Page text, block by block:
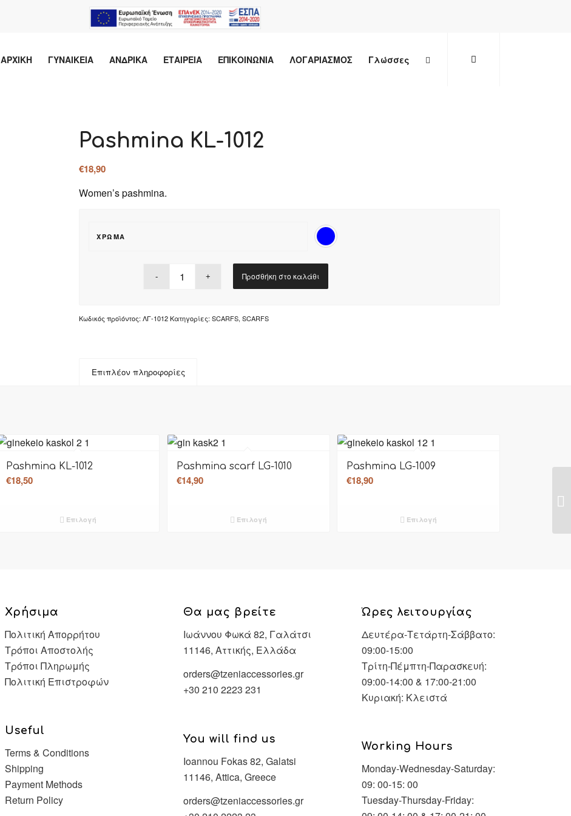
ΑΡΧΙΚΗ ΓΥΝΑΙΚΕΙΑ ΑΝΔΡΙΚΑ ΕΤΑΙΡΕΙΑ ΕΠΙΚΟΙΝΩΝΙΑ ΛΟΓΑΡΙΑΣΜΟΣ Γλώσσες
Pashmina KL-1012
€18,90
Women’s pashmina.
ΧΡΏΜΑ
Προσθήκη στο καλάθι
Κωδικός προϊόντος:ΛΓ-1012 Κατηγορίες:SCARFS,SCARFS
Επιπλέον πληροφορίες
Pashmina KL-1012
€18,50
Επιλογή
Pashmina scarf LG-1010
€14,90
Επιλογή
Pashmina LG-1009
€18,90
Επιλογή
Χρήσιμα
Πολιτική Απορρήτου
Τρόποι Αποστολής
Τρόποι Πληρωμής
Πολιτική Επιστροφών
Useful
Terms & Conditions
Shipping
Payment Methods
Return Policy
Θα μας βρείτε
Ιωάννου Φωκά 82, Γαλάτσι
11146, Αττικής, Ελλάδα
orders@tzeniaccessories.gr
+30 210 2223 231
You will find us
Ioannou Fokas 82, Galatsi
11146, Attica, Greece
orders@tzeniaccessories.gr
Ώρες λειτουργίας
Δευτέρα-Τετάρτη-Σάββατο:
09:00-15:00
Τρίτη-Πέμπτη-Παρασκευή:
09:00-14:00 & 17:00-21:00
Κυριακή: Κλειστά
Working Hours
Monday-Wednesday-Saturday:
09: 00-15: 00
Tuesday-Thursday-Friday: